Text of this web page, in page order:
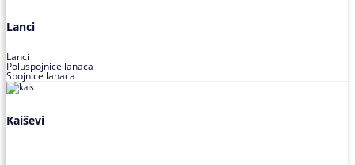
Lanci
Lanci
Poluspojnice lanaca
Spojnice lanaca
Kaiševi